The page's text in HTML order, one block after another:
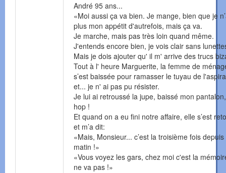
André 95 ans...
«Moi aussi ça va bien. Je mange, bien que je
plus mon appétit d'autrefois, mais ça va.
Je marche, mais pas très loin quand même.
J'entends encore bien, je vois clair sans
Mais je dois ajouter qu' il m' arrive des trucs
Tout à l' heure Marguerite, la femme de
s’est baissée pour ramasser le tuyau de
et... je n' ai pas pu résister.
Je lui ai retroussé la jupe, baissé mon
hop !
Et quand on a eu fini notre affaire, elle s’est
et m’a dit:
«Mais, Monsieur... c’est la troisième fois depuis
matin !»
«Vous voyez les gars, chez moi c'est la
ne va pas !»